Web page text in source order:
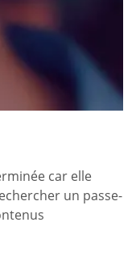
car elle
un passe-